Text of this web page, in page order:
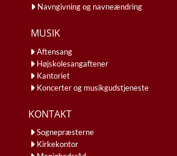
Navngivning og navneændring
MUSIK
Aftensang
Højskolesangaftener
Kantoriet
Koncerter og musikgudstjeneste
KONTAKT
Sognepræsterne
Kirkekontor